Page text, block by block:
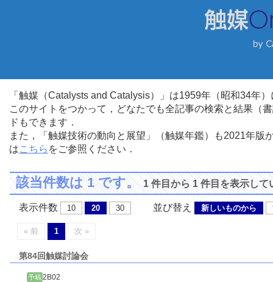
「触媒（Catalysts and Catalysis）」は1959年（昭和34年
このサイトをつかって，どなたでも全記事の検索と結果（
ドもできます．
また，「触媒技術の動向と展望」（触媒年鑑）も2021年
はこちら をご参照ください．
該当件数は 1 です。1 件目から 1 件目を表示して
表示件数 10 20 30 並び替え 新しいものから
« 前 1 次 »
第84回触媒討論会
予稿 2B02